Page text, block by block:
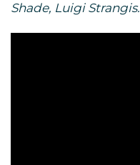
Shade, Luigi Strangis.